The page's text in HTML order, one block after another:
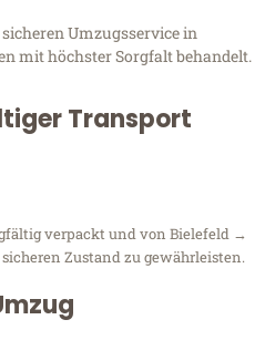
Umzugsservice in
mit höchster Sorgfalt behandelt.
Transport
verpackt und von Bielefeld →
Zustand zu gewährleisten.